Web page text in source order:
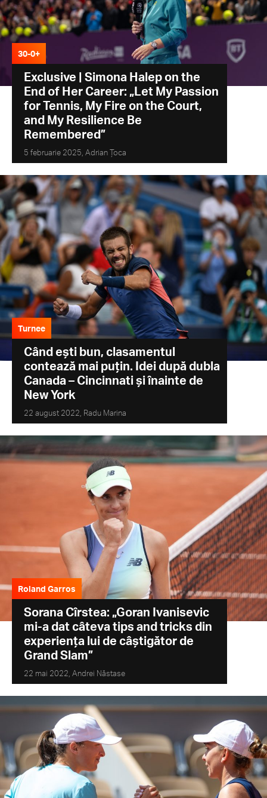
30-0+
Exclusive | Simona Halep on the
End of Her Career: „Let My Passion
for Tennis, My Fire on the Court,
and My Resilience Be
Remembered”
5 februarie 2025, Adrian Țoca
Turnee
Când ești bun, clasamentul
contează mai puțin. Idei după dubla
Canada – Cincinnati și înainte de
New York
22 august 2022, Radu Marina
Roland Garros
Sorana Cîrstea: „Goran Ivanisevic
mi-a dat câteva tips and tricks din
experiența lui de câștigător de
Grand Slam”
22 mai 2022, Andrei Năstase